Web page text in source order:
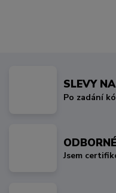
SLEVY
Po zadání
Jsem